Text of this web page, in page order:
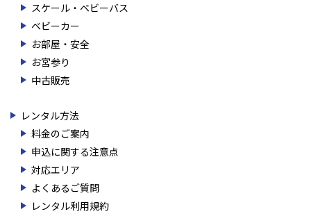
スケール・ベビーバス
ベビーカー
お部屋・安全
お宮参り
中古販売
レンタル方法
料金のご案内
申込に関する注意点
対応エリア
よくあるご質問
レンタル利用規約